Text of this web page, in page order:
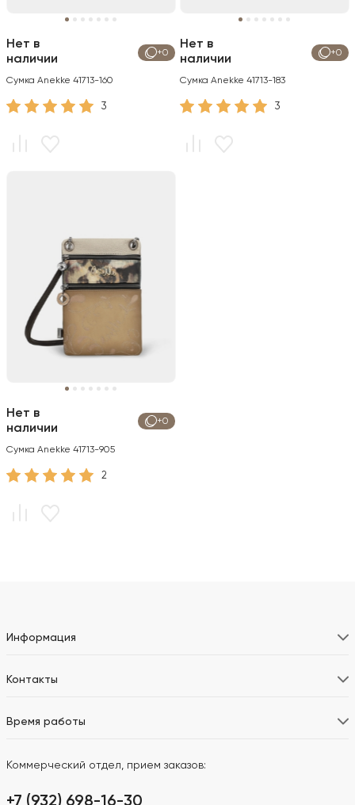
+0
Нет в
наличии
Сумка Anekke 41713-160
3
+0
Нет в
наличии
Сумка Anekke 41713-183
3
+0
Нет в
наличии
Сумка Anekke 41713-905
2
Информация
Контакты
Время работы
Коммерческий отдел, прием заказов:
+7 (932) 698-16-30